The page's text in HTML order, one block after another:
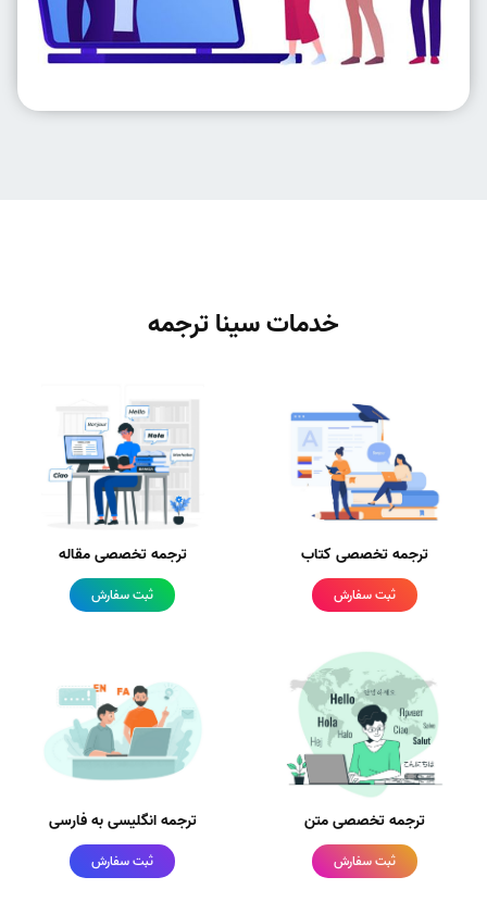
خدمات سینا ترجمه
ترجمه تخصصی کتاب
ثبت سفارش
ترجمه تخصصی مقاله
ثبت سفارش
ترجمه تخصصی متن
ثبت سفارش
ترجمه انگلیسی به فارسی
ثبت سفارش